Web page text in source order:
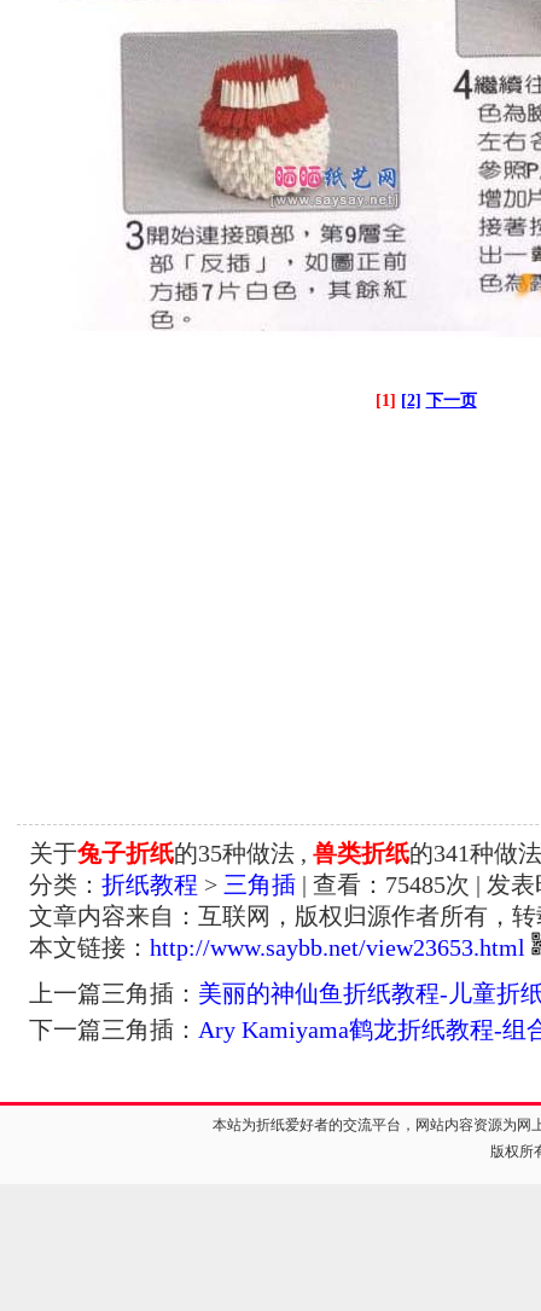
[1] [2] 下一页
关于兔子折纸的35种做法 , 兽类折纸的341种做法
分类： 折纸教程 > 三角插| 查看： 75485次 | 发表
文章内容来自：互联网，版权归源作者所有，
本文链接： http://www.saybb.net/view23653.html
上一篇三角插： 美丽的神仙鱼折纸教程-儿童折
下一篇三角插： Ary Kamiyama鹤龙折纸教程-组
本站为折纸爱好者的交流平台，网站内容资源为
版权所